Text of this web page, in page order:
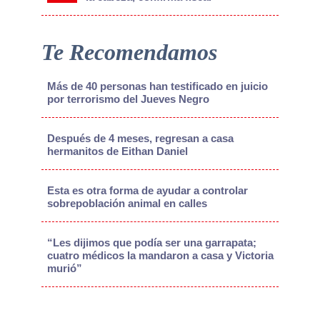
Te Recomendamos
Más de 40 personas han testificado en juicio
por terrorismo del Jueves Negro
Después de 4 meses, regresan a casa
hermanitos de Eithan Daniel
Esta es otra forma de ayudar a controlar
sobrepoblación animal en calles
“Les dijimos que podía ser una garrapata;
cuatro médicos la mandaron a casa y Victoria
murió”